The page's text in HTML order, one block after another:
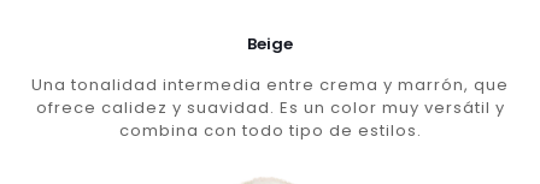
Beige
Una tonalidad intermedia entre crema y marrón, que
ofrece calidez y suavidad. Es un color muy versátil y
combina con todo tipo de estilos.